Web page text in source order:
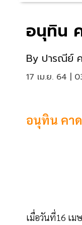
อนุทิน
By ปารณีย์
17 เม.ย. 64 |
อนุทิน คา
เมื่อวันที่16 เม